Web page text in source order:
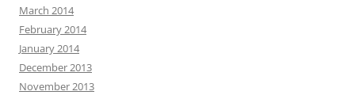
March 2014
February 2014
January 2014
December 2013
November 2013